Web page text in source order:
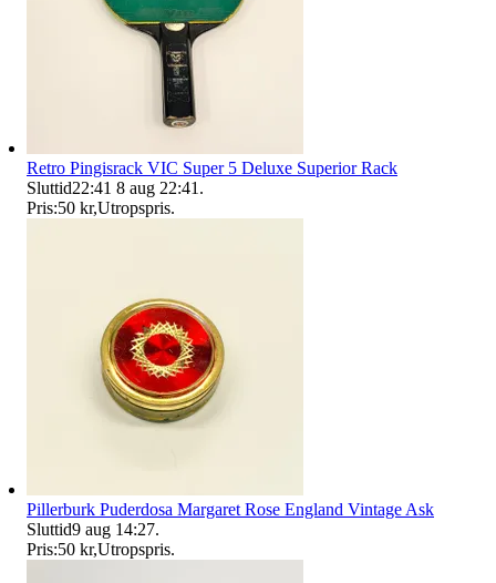
Retro Pingisrack VIC Super 5 Deluxe Superior Rack
Sluttid22:41 8 aug 22:41 .
Pris:50 kr,Utropspris.
Pillerburk Puderdosa Margaret Rose England Vintage Ask
Sluttid9 aug 14:27.
Pris:50 kr,Utropspris.